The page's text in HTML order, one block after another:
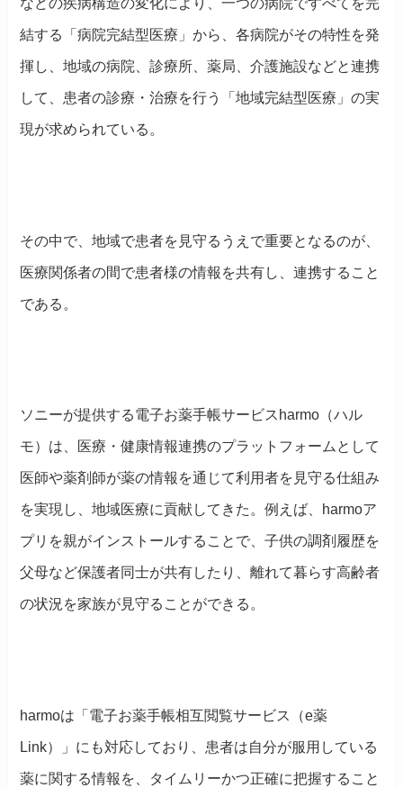
結する「病院完結型医療」から、各病院がその特性を発
揮し、地域の病院、診療所、薬局、介護施設などと連携
して、患者の診療・治療を行う「地域完結型医療」の実
現が求められている。
その中で、地域で患者を見守るうえで重要となるのが、
医療関係者の間で患者様の情報を共有し、連携すること
である。
ソニーが提供する電子お薬手帳サービスharmo（ハル
モ）は、医療・健康情報連携のプラットフォームとして
医師や薬剤師が薬の情報を通じて利用者を見守る仕組み
を実現し、地域医療に貢献してきた。例えば、harmoア
プリを親がインストールすることで、子供の調剤履歴を
父母など保護者同士が共有したり、離れて暮らす高齢者
の状況を家族が見守ることができる。
harmoは「電子お薬手帳相互閲覧サービス（e薬
Link）」にも対応しており、患者は自分が服用している
薬に関する情報を、タイムリーかつ正確に把握すること